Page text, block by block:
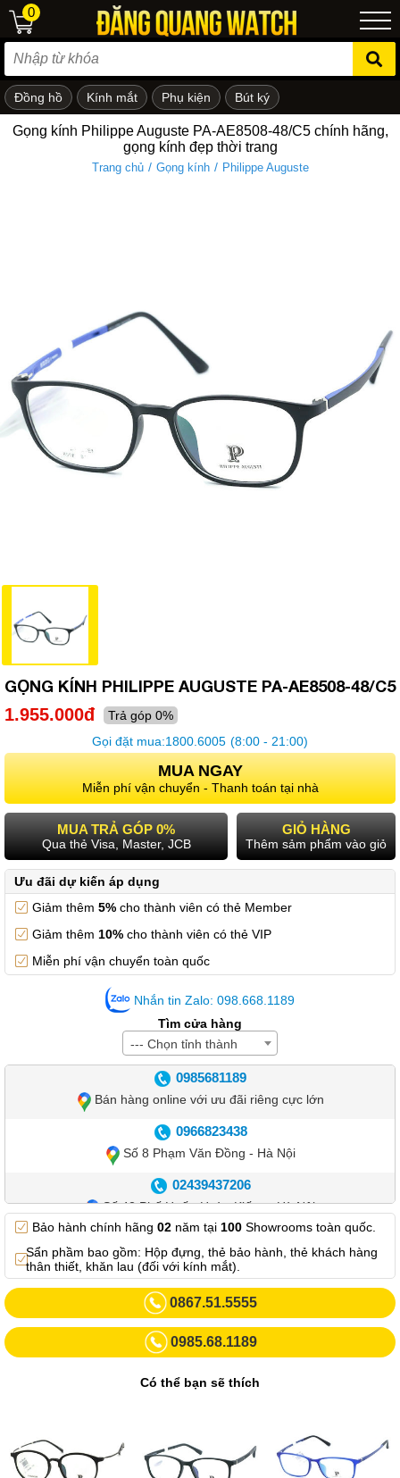
em
0
Đồng hồ Kính mắt Phụ kiện Bút ký
Gọng kính Philippe Auguste PA-AE8508-48/C5 chính hãng,
gọng kính đẹp thời trang
Trang chủ / Gọng kính / Philippe Auguste
GỌNG KÍNH PHILIPPE AUGUSTE PA-AE8508-48/C5
1.955.000đ
Trả góp 0%
Gọi đặt mua:1800.6005 (8:00 - 21:00)
MUA NGAY
Miễn phí vận chuyển - Thanh toán tại nhà
MUA TRẢ GÓP 0%
Qua thẻ Visa, Master, JCB
GIỎ HÀNG
Thêm sảm phẩm vào giỏ
Ưu đãi dự kiến áp dụng
Giảm thêm 5% cho thành viên có thẻ Member
Giảm thêm 10% cho thành viên có thẻ VIP
Miễn phí vận chuyển toàn quốc
Nhắn tin Zalo: 098.668.1189
Tìm cửa hàng
--- Chọn tỉnh thành
0985681189
Bán hàng online với ưu đãi riêng cực lớn
0966823438
Số 8 Phạm Văn Đồng - Hà Nội
02439437206
Số 42 Phố Huế - Hoàn Kiếm – Hà Nội
0982.769.887
Showroom 3: Số 87 Trương Định - Hai Bà Trưng - Hà Nội.
0969102552
Số 55 Trần Đăng Ninh – Cầu Giấy – Hà Nội
0963264832
02432232319
Số 413 Quang Trung - Hà Đông - Hà Nội
Bảo hành chính hãng 02 năm tại 100 Showrooms toàn quốc.
Sẩn phầm bao gồm: Hộp đựng, thẻ bảo hành, thẻ khách hàng
thân thiết, khăn lau (đối với kính mắt).
0867.51.5555
0985.68.1189
Có thể bạn sẽ thích